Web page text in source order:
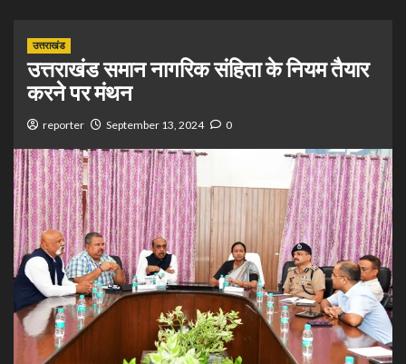
उत्तराखंड
उत्तराखंड समान नागरिक संहिता के नियम तैयार
करने पर मंथन
reporter September 13, 2024 0